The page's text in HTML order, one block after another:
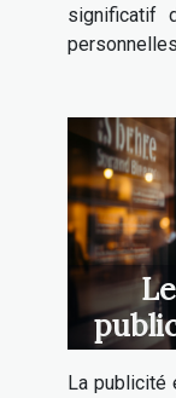
significatif
La publicité